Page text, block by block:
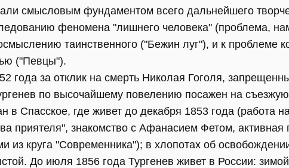
смысловым фундаментом всего дальнейшего
феномена "лишнего человека" (проблема,
таинственного ("Бежин луг"), и к проблеме
("Певцы").
года за отклик на смерть Николая Гоголя,
по высочайшему повелению посажен на
в Спасское, где живет до декабря 1853 года (работа
приятеля", знакомство с Афанасием Фетом,
из круга "Современника"); в хлопотах об
До июля 1856 года Тургенев живет в России: